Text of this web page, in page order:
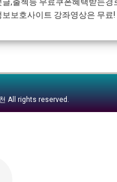
보호사이트 강좌영상은 무료
All rights reserved.